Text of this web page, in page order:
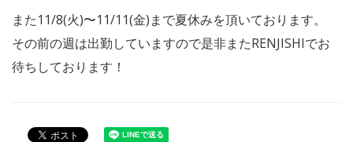
また11/8(火)〜11/11(金)まで夏休みを頂いております。
その前の週は出勤していますので是非またRENJISHIでお
待ちしております！